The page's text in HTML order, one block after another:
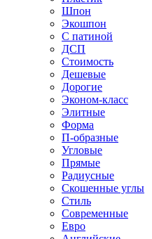
Шпон
Экошпон
С патиной
ДСП
Стоимость
Дешевые
Дорогие
Эконом-класс
Элитные
Форма
П-образные
Угловые
Прямые
Радиусные
Скошенные углы
Стиль
Современные
Евро